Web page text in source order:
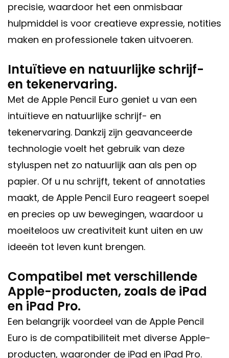
precisie, waardoor het een onmisbaar
hulpmiddel is voor creatieve expressie, notities
maken en professionele taken uitvoeren.
Intuïtieve en natuurlijke schrijf-
en tekenervaring.
Met de Apple Pencil Euro geniet u van een
intuïtieve en natuurlijke schrijf- en
tekenervaring. Dankzij zijn geavanceerde
technologie voelt het gebruik van deze
styluspen net zo natuurlijk aan als pen op
papier. Of u nu schrijft, tekent of annotaties
maakt, de Apple Pencil Euro reageert soepel
en precies op uw bewegingen, waardoor u
moeiteloos uw creativiteit kunt uiten en uw
ideeën tot leven kunt brengen.
Compatibel met verschillende
Apple-producten, zoals de iPad
en iPad Pro.
Een belangrijk voordeel van de Apple Pencil
Euro is de compatibiliteit met diverse Apple-
producten, waaronder de iPad en iPad Pro.